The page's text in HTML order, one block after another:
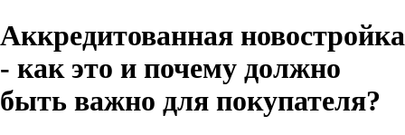
Аккредитованная новостройка
- как это и почему должно
быть важно для покупателя?